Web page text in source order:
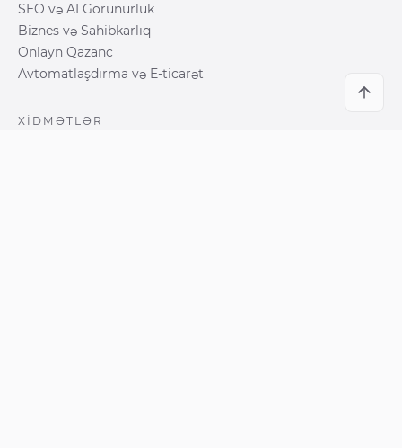
SEO və AI Görünürlük
Biznes və Sahibkarlıq
Onlayn Qazanc
Avtomatlaşdırma və E-ticarət
XIDMƏTLƏR